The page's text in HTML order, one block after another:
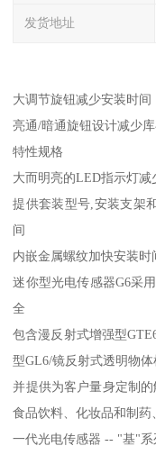
发货地址
大调节旋钮减少安装时间
亮通/暗通旋钮设计减少
特性规格
大而明亮的LED指示灯减
提供套装型号,安装支架
间
内嵌金属螺纹加快安装
迷你型光电传感器G6采
全
包含漫反射式增强型
型GL6/镜反射式透明物
并提供为客户量身定制
食品饮料、化妆品和制药
一代光电传感器 -- "基"系